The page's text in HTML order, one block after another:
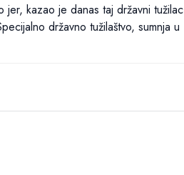
jer, kazao je danas taj državni tužilac
državno tužilaštvo, sumnja u